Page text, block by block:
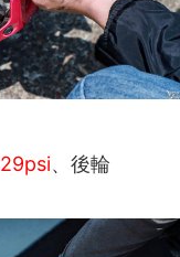
29psi、後輪